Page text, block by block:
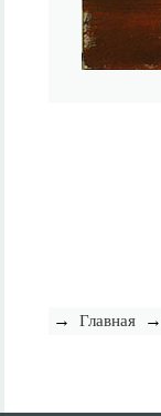
→ Главная →